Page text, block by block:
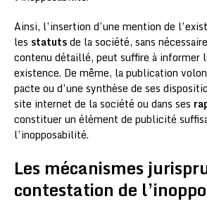
Ainsi, l’insertion d’une mention de
les statutsde la société, sans
contenu détaillé, peut suffire à informer
existence. De même, la publication
pacte ou d’une synthèse de ses
site internet de la société ou dans ses
constituer un élément de publicité
l’inopposabilité.
Les mécanismes
contestation de